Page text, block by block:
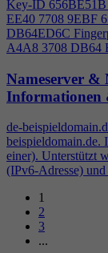
Key-ID
EE40 7708 9EBF
DB64ED6C
A4A8 3708 DB64
Nameserver &
Informationen
de-
beispieldomain.de.
einer). Unterstützt
(IPv6-Adresse)
1
2
3
...